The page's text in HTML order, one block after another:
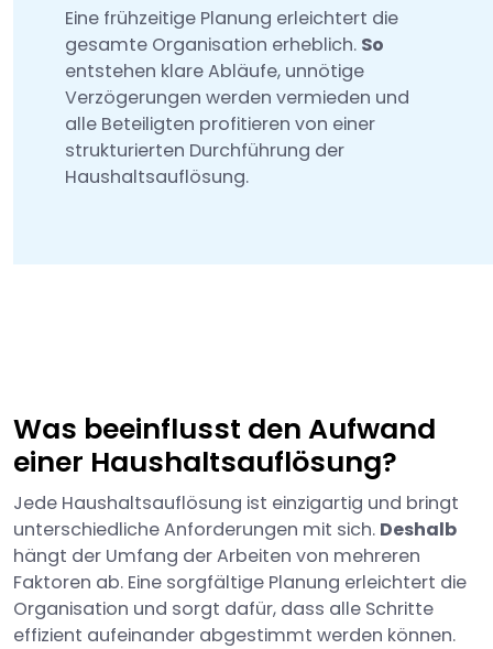
Eine frühzeitige Planung erleichtert die
gesamte Organisation erheblich. So
entstehen klare Abläufe, unnötige
Verzögerungen werden vermieden und
alle Beteiligten profitieren von einer
strukturierten Durchführung der
Haushaltsauflösung.
Was beeinflusst den Aufwand
einer Haushaltsauflösung?
Jede Haushaltsauflösung ist einzigartig und bringt
unterschiedliche Anforderungen mit sich. Deshalb
hängt der Umfang der Arbeiten von mehreren
Faktoren ab. Eine sorgfältige Planung erleichtert die
Organisation und sorgt dafür, dass alle Schritte
effizient aufeinander abgestimmt werden können.